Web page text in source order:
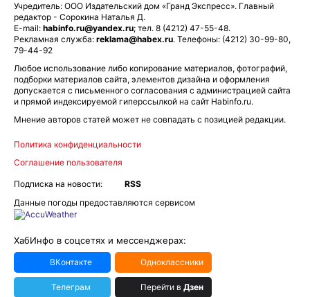
Учредитель: ООО Издательский дом «Гранд Экспресс». Главный
редактор - Сорокина Наталья Д.
E-mail: habinfo.ru@yandex.ru; тел. 8 (4212) 47-55-48.
Рекламная служба: reklama@habex.ru. Телефоны: (4212) 30-99-80,
79-44-92
Любое использование либо копирование материалов, фотографий,
подборки материалов сайта, элементов дизайна и оформления
допускается с письменного согласования с администрацией сайта
и прямой индексируемой гиперссылкой на сайт Habinfo.ru.
Мнение авторов статей может не совпадать с позицией редакции.
Политика конфиденциальности
Соглашение пользователя
Подписка на новости:
RSS
Данные погоды предоставляются сервисом
ХабИнфо в соцсетях и мессенджерах:
ВКонтакте Одноклассники
Телеграм Перейти в Дзен